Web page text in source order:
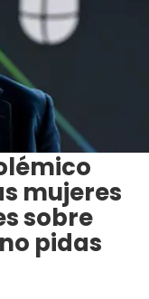
mujeres
sobre
pidas